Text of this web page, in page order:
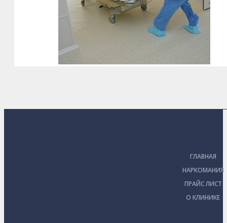
ГЛАВНАЯ
НАРКОМАНИЯ
ПРАЙС ЛИСТ
О КЛИНИКЕ